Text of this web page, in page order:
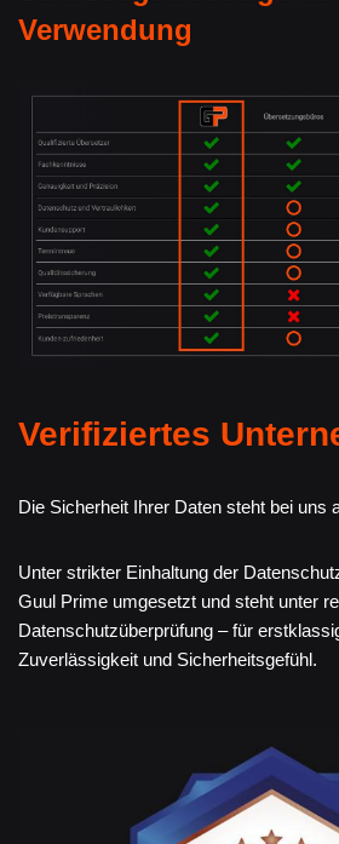
Verwendung
Verifiziertes
Die Sicherheit Ihrer Daten steht bei uns
Unter strikter Einhaltung der
Guul Prime umgesetzt und steht unter
Datenschutzüberprüfung – für
Zuverlässigkeit und Sicherheitsgefühl.